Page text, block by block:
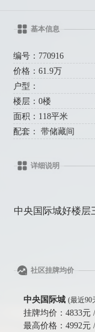
基本信息
编号：770916
价格：61.9万
户型：
楼层：0楼
面积：118平米
配套： 带储藏间
详细说明
中央国际城好楼层
社区挂牌均价
中央国际城 (最近90
挂牌均价：4833元
最高价格：4992元